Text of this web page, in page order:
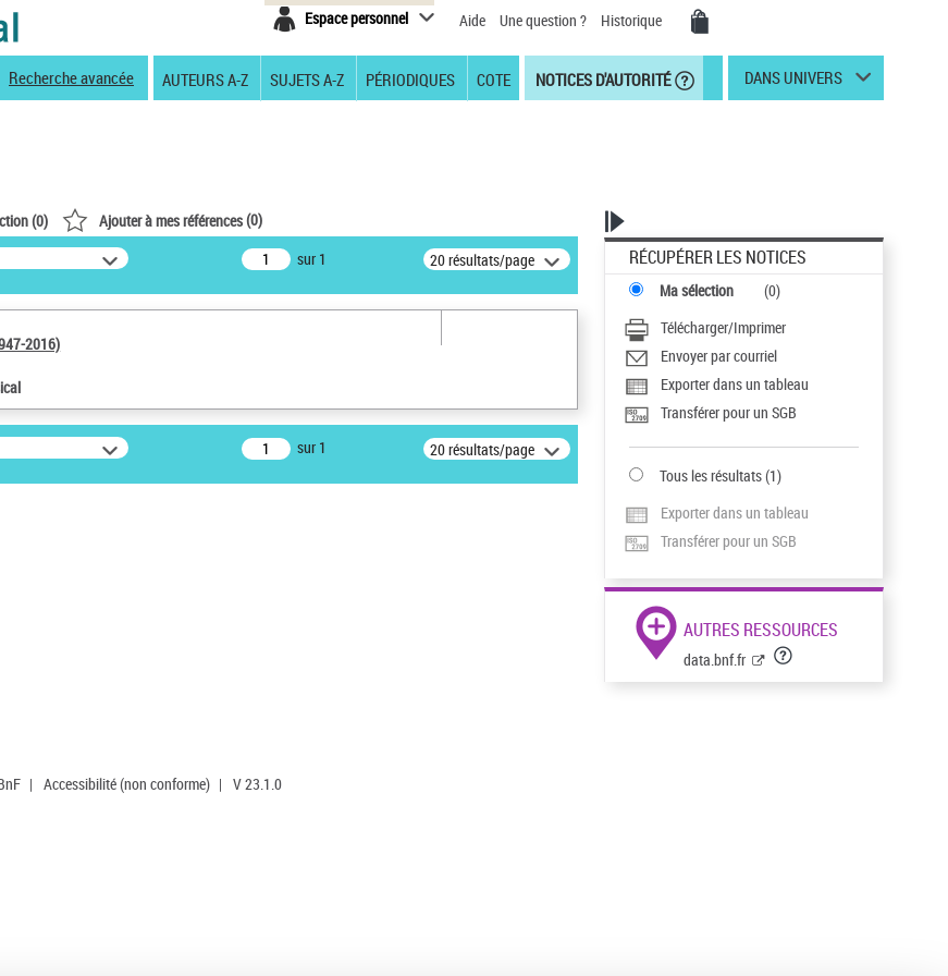
Espace personnel Aide Une question ? Historique
Recherche avancée AUTEURS A-Z SUJETS A-Z PÉRIODIQUES COTE NOTICES D'AUTORITÉ DANS UNIVERS
(0) Ajouter à mes références(0)
sur 1 20 résultats/page
2016)
sur 1 20 résultats/page
RÉCUPÉRER LES NOTICES
Ma sélection (0)
Télécharger/Imprimer
Envoyer par courriel
Exporter dans un tableau
Transférer pour un SGB
Tous les résultats(1)
Exporter dans un tableau
Transférer pour un SGB
AUTRES RESSOURCES
data.bnf.fr
| Accessibilité (non conforme) | V 23.1.0